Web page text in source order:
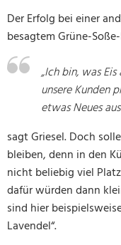
Der Erfolg bei einer
besagtem Grüne-
„Ich bin, was
unsere Kunden
etwas Neues
sagt Griesel. Doch
bleiben, denn in den
nicht beliebig viel
dafür würden dann
sind hier
Lavendel“.